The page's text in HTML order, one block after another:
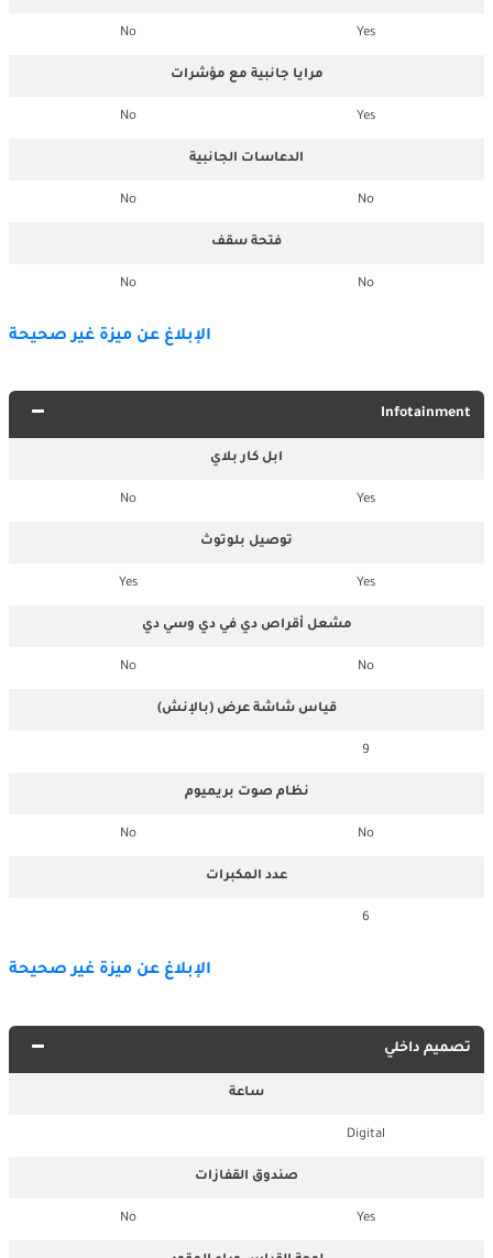
Yes
No
مرايا جانبية مع مؤشرات
Yes
No
الدعاسات الجانبية
No
No
فتحة سقف
No
No
الإبلاغ عن ميزة غير صحيحة
Infotainment
ابل كار بلاي
Yes
No
توصيل بلوتوث
Yes
Yes
مشعل أقراص دي في دي وسي دي
No
No
قياس شاشة عرض (بالإنش)
9
نظام صوت بريميوم
No
No
عدد المكبرات
6
الإبلاغ عن ميزة غير صحيحة
تصميم داخلي
ساعة
Digital
صندوق القفازات
Yes
No